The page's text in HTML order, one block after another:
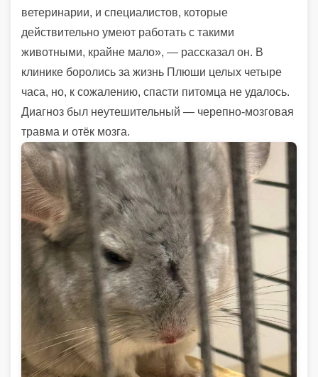
ветеринарии, и специалистов, которые
действительно умеют работать с такими
животными, крайне мало», — рассказал он. В
клинике боролись за жизнь Плюши целых четыре
часа, но, к сожалению, спасти питомца не удалось.
Диагноз был неутешительный — черепно-мозговая
травма и отёк мозга.